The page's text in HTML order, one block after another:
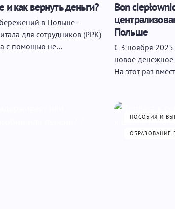
и как вернуть деньги?
в Польше –
для сотрудников (PPK)
с помощью не…
Bon
Польше
С 3 ноября
новое денежное
На этот раз
ПОСОБИЯ И
ОБРАЗОВАНИЕ